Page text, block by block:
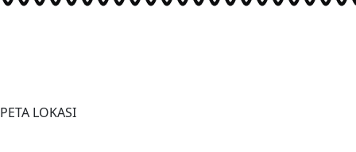
PETA LOKASI